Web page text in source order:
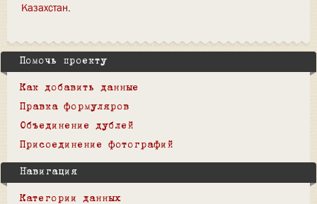
Казахстан
Помочь проекту
Как добавить данные
Правка формуляров
Объединение дублей
Присоединение фотографий
Навигация
Категории данных